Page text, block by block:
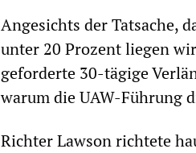
Angesichts der Tatsache,
unter 20 Prozent liegen
geforderte 30-tägige
warum die UAW-Führung
Richter Lawson richtete